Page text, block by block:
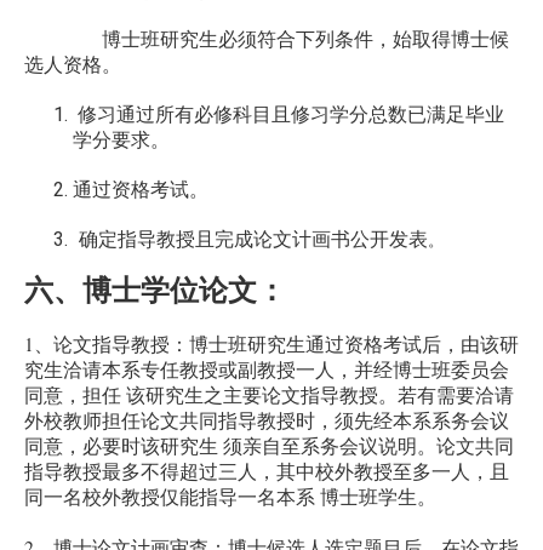
博士班研究生必须符合下列条件，始取得博士候
选人资格。
修习通过所有必修科目且修习学分总数已满足毕业
学分要求。
通过资格考试。
确定指导教授且完成论文计画书公开发表。
六、博士学位论文 ：
1
、论文指导教授：博士班研究生通过资格考试后，由该研
究生洽请本系专任教授或副教授一人，并经博士班委员会
同意，担任 该研究生之主要论文指导教授。若有需要洽请
外校教师担任论文共同指导教授时，须先经本系系务会议
同意，必要时该研究生 须亲自至系务会议说明。论文共同
指导教授最多不得超过三人，其中校外教授至多一人，且
同一名校外教授仅能指导一名本系 博士班学生。